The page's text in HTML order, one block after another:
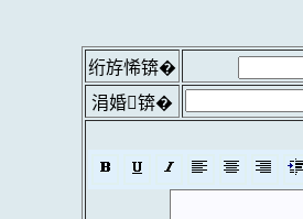
绗斿悕锛�
涓婚锛�